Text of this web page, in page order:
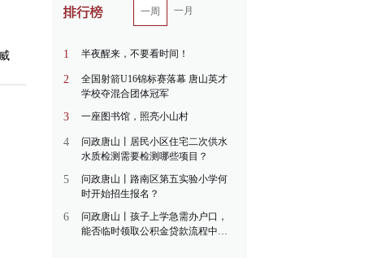
一周 一月
1 半夜醒来，不要看时间！
2
全国射箭U16锦标赛落幕 唐山英才
学校夺混合团体冠军
3 一座图书馆，照亮小山村
4
问政唐山丨居民小区住宅二次供水
水质检测需要检测哪些项目？
5
问政唐山丨路南区第五实验小学何
时开始招生报名？
6
问政唐山丨孩子上学急需办户口，
能否临时领取公积金贷款流程中的